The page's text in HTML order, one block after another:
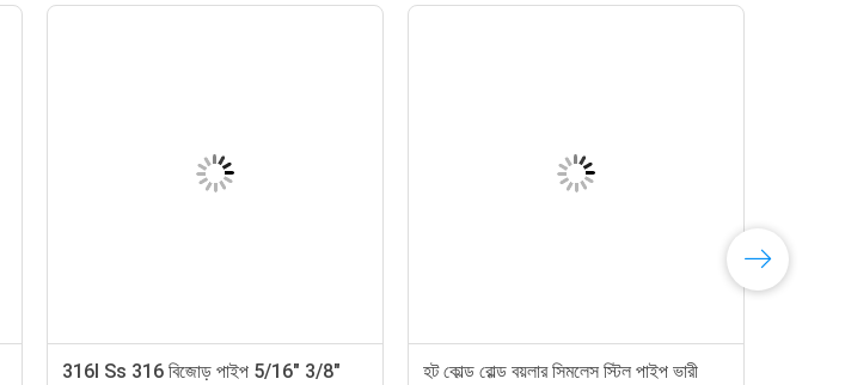
316l Ss 316 বিজোড় পাইপ 5/16" 3/8"
হট কোল্ড রোল্ড বয়লার সিমলেস স্টিল পাইপ ভারী